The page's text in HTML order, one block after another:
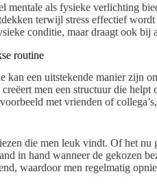
mentale als fysieke verlichting
terwijl stress effectief
conditie, maar draagt ook bij
routine
kan een uitstekende manier zijn
men een structuur die helpt
met vrienden of
die men leuk vindt. Of het nu
in hand wanneer de gekozen
waardoor men regelmatig